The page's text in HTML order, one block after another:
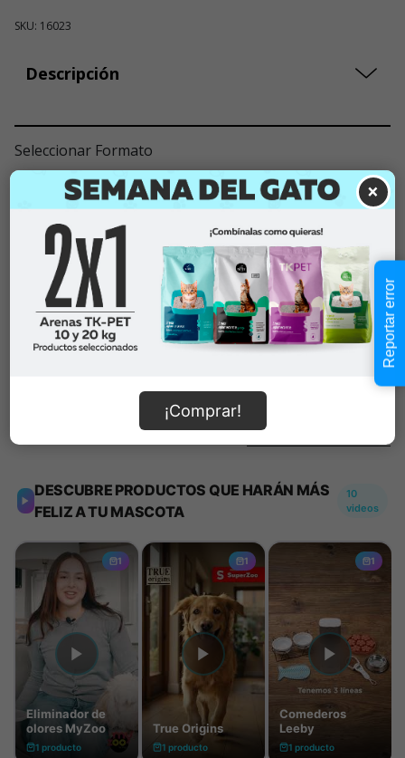
SKU: 16023
Descripción
Seleccionar Formato
Talla M
Cantidad:
- +
$29.990
Este producto no está
disponible
Información de envío
×
¡Comprar!
Reportar error